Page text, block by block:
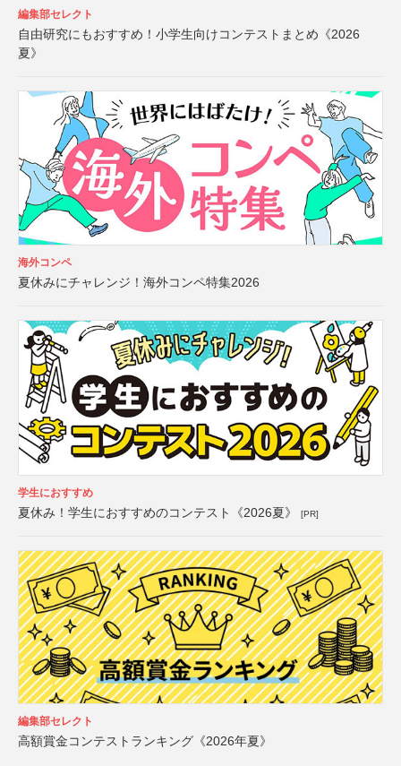
編集部セレクト
自由研究にもおすすめ！小学生向けコンテストまとめ《2026
夏》
海外コンペ
夏休みにチャレンジ！海外コンペ特集2026
学生におすすめ
夏休み！学生におすすめのコンテスト《2026夏》 [PR]
編集部セレクト
高額賞金コンテストランキング《2026年夏》